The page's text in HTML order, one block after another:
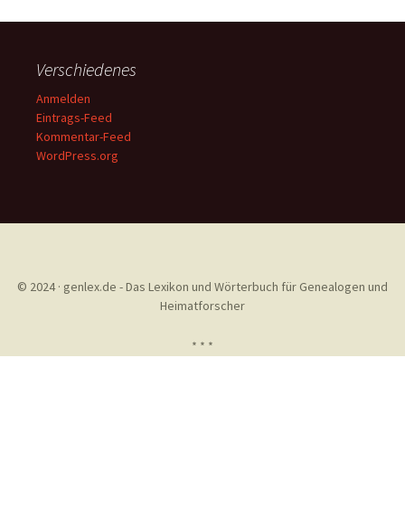
Verschiedenes
Anmelden
Eintrags-Feed
Kommentar-Feed
WordPress.org
© 2024 · genlex.de - Das Lexikon und Wörterbuch für Genealogen und
Heimatforscher
* * *